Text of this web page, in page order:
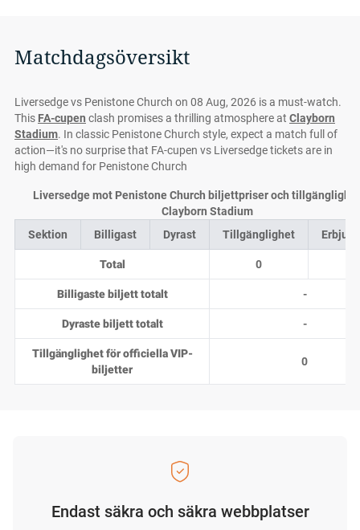
Matchdagsöversikt
Liversedge vs Penistone Church on 08 Aug, 2026 is a must-watch.
This FA-cupen clash promises a thrilling atmosphere at Clayborn
Stadium. In classic Penistone Church style, expect a match full of
action—it's no surprise that FA-cupen vs Liversedge tickets are in
high demand for Penistone Church
Sektion Billigast Dyrast Tillgänglighet
Total 0
Billigaste biljett totalt -
Dyraste biljett totalt -
Tillgänglighet för officiella VIP-
biljetter
0
Liversedge mot Penistone Church biljettpriser och
Clayborn Stadium
Endast säkra och säkra webbplatser